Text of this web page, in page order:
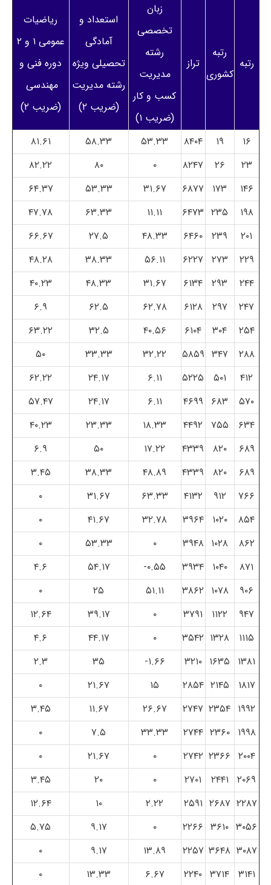
رتبه
رتبه
کشوری
تراز
زبان
تخصصی
رشته
مدیریت
کسب و کار
(ضریب ۱)
استعداد و
آمادگی
تحصیلی ویژه
رشته مدیریت
(ضریب ۲)
ریاضیات
عمومی ۱ و ۲
دوره فنی و
مهندسی
(ضریب ۲)
۱۶ ۱۹ ۸۴۰۴ ۵۳.۳۳ ۵۸.۳۳
۸۱.۶۱
۲۳
۲۶ ۸۲۴۷ ۰ ۸۰
۸۲.۲۲
۱۴۶
۱۷۳ ۶۸۷۷ ۳۱.۶۷ ۵۳.۳۳
۶۴.۳۷
۱۹۸
۲۳۵ ۶۴۷۳ ۱۱.۱۱ ۶۳.۳۳
۴۷.۷۸
۲۰۱
۲۳۹ ۶۴۶۰ ۴۸.۳۳ ۲۷.۵
۶۶.۶۷
۲۲۹
۲۷۳ ۶۲۲۷ ۵۶.۱۱ ۳۸.۳۳
۴۸.۲۸
۲۴۴
۲۹۳ ۶۱۳۴ ۳۱.۶۷ ۴۸.۳۳
۴۰.۲۳
۲۴۷
۲۹۷ ۶۱۲۸ ۶۲.۷۸ ۶۲.۵
۶.۹
۲۵۴
۳۰۴ ۶۱۰۴ ۴۰.۵۶ ۳۲.۵
۶۳.۲۲
۲۸۸
۳۴۷ ۵۸۵۹ ۳۲.۲۲ ۳۳.۳۳
۵۰
۴۱۲
۵۰۱ ۵۲۲۵ ۶.۱۱ ۲۴.۱۷
۶۲.۲۲
۵۷۰
۶۸۳ ۴۶۹۹ ۶.۱۱ ۲۴.۱۷
۵۷.۴۷
۶۳۴
۷۵۵ ۴۴۹۲ ۱۸.۳۳ ۲۳.۳۳
۴۰.۲۳
۶۸۹
۸۲۰ ۴۳۳۹ ۱۷.۲۲ ۵۰
۶.۹
۶۸۹
۸۲۰ ۴۳۳۹ ۴۸.۸۹ ۳۸.۳۳
۳.۴۵
۷۶۶
۹۱۲ ۴۱۳۲ ۶۳.۳۳ ۳۱.۶۷
۰
۸۵۴
۱۰۲۰ ۳۹۶۴ ۳۲.۷۸ ۴۱.۶۷
۰
۸۶۲
۱۰۲۸ ۳۹۴۸ ۰ ۵۳.۳۳
۰
۸۷۱
۱۰۴۰ ۳۹۳۴ ۰.۵۵- ۵۴.۱۷
۴.۶
۹۰۶
۱۰۷۸ ۳۸۶۲ ۵۱.۱۱ ۲۵
۰
۹۴۷
۱۱۲۲ ۳۷۹۱ ۰ ۳۹.۱۷
۱۲.۶۴
۱۱۱۵
۱۳۲۸ ۳۵۴۲ ۰ ۴۴.۱۷
۴.۶
۱۳۸۱ ۱۶۳۵ ۳۲۱۰ ۱.۶۶- ۳۵
۲.۳
۱۸۱۷
۲۱۴۵ ۲۸۵۴ ۱۵ ۲۱.۶۷
۰
۱۹۹۲ ۲۳۵۴ ۲۷۴۷ ۲۶.۶۷ ۱۱.۶۷
۳.۴۵
۱۹۹۸ ۲۳۶۰ ۲۷۴۴ ۳۳.۳۳ ۷.۵
۰
۲۰۰۴ ۲۳۶۶ ۲۷۴۲ ۰ ۲۱.۶۷
۰
۲۰۶۹ ۲۴۴۱ ۲۷۰۱ ۰ ۲۰
۳.۴۵
۲۲۸۷ ۲۶۸۷ ۲۵۹۱ ۲.۲۲ ۱۰
۱۲.۶۴
۳۰۵۶ ۳۶۱۰ ۲۲۶۶ ۰ ۹.۱۷
۵.۷۵
۳۰۸۷ ۳۶۴۸ ۲۲۵۷ ۱۳.۸۹ ۹.۱۷
۰
۳۱۴۱ ۳۷۱۴ ۲۲۴۰ ۶.۶۷ ۱۳.۳۳ ۰